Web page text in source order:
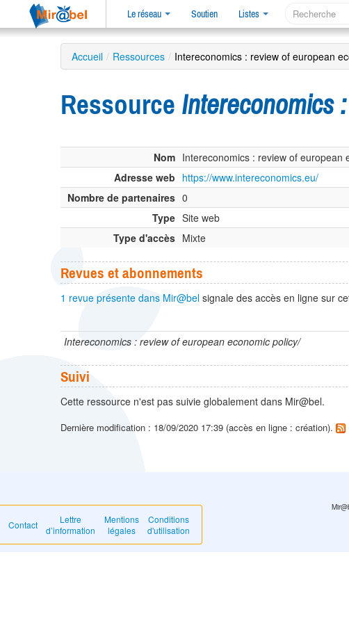
Le réseau Soutien Listes
Accueil / Ressources / Intereconomics : review of european
Ressource Intereconomics
Nom Intereconomics : review of european
Adresse web https://www.intereconomics.eu/
Nombre de partenaires 0
Type Site web
Type d'accès Mixte
Revues et abonnements
1 revue présente dans Mir@bel signale des accès en ligne sur
Intereconomics : review of european economic policy/
Suivi
Cette ressource n'est pas suivie globalement dans Mir@bel.
Dernière modification : 18/09/2020 17:39 (accès en ligne : création).
Contact
Lettre
d’information
Mentions
légales
Conditions
d'utilisation